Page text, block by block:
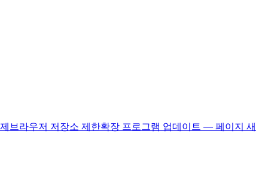
브라우저 저장소 제한확장 프로그램 업데이트 — 페이지 새